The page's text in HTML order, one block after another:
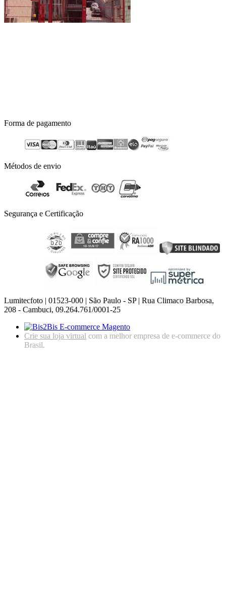
Forma de pagamento
Métodos de envio
Segurança e Certificação
Lumitecfoto | 01523-000 | São Paulo - SP | Rua Climaco Barbosa,
208 - Cambuci, 09.264.761/0001-25
Crie sua loja virtual com a melhor empresa de e-commerce do
Brasil.